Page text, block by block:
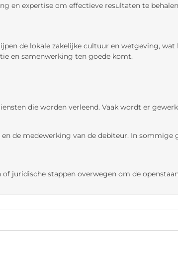
en expertise om effectieve resultaten te
de lokale zakelijke cultuur en wetgeving, wat
en samenwerking ten goede komt.
die worden verleend. Vaak wordt er
de medewerking van de debiteur. In sommige
juridische stappen overwegen om de